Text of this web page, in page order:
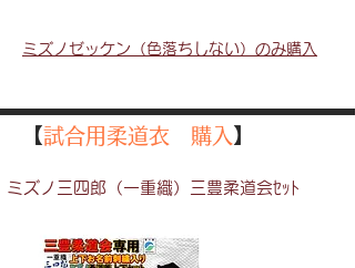
ミズノゼッケン（色落ちしない）のみ購入
【試合用柔道衣 購入 】
ミズノ三四郎（一重織）三豊柔道会ｾｯﾄ